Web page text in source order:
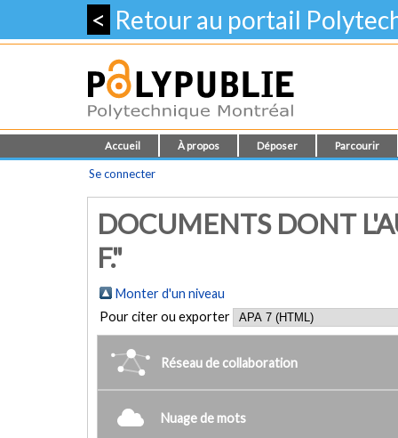
< Retour au portail
Accueil À propos Déposer Parcourir
Se connecter
DOCUMENTS DONT
F."
Monter d'un niveau
Pour citer ou exporter
Réseau de collaboration
Nuage de mots